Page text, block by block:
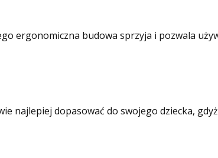
ergonomiczna budowa sprzyja i pozwala
najlepiej dopasować do swojego dziecka,